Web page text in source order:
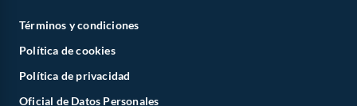
Términos y condiciones
Política de cookies
Política de privacidad
Oficial de Datos Personales